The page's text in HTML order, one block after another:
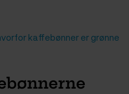
kaffebønner er grønne